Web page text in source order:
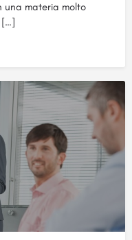
una materia molto
[…]